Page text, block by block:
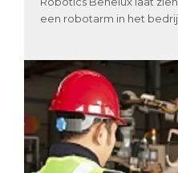
een robotarm in het